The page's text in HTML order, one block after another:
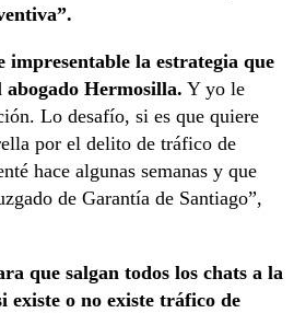
impresentable la estrategia que
abogado Hermosilla. Y yo le
Lo desafío, si es que quiere
por el delito de tráfico de
hace algunas semanas y que
de Garantía de Santiago”,
que salgan todos los chats a la
existe o no existe tráfico de